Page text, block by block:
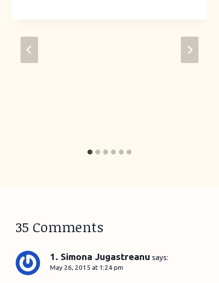
35 Comments
1. Simona Jugastreanu says:
May 26, 2015 at 1:24 pm